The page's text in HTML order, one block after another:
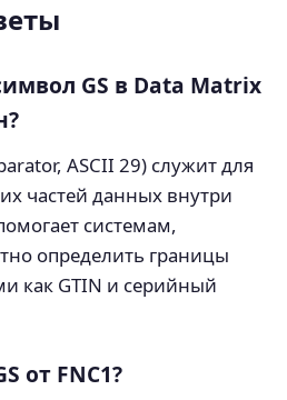
GS в Data Matrix
ASCII 29) служит для
частей данных внутри
системам,
определить границы
как GTIN и серийный
от FNC1?